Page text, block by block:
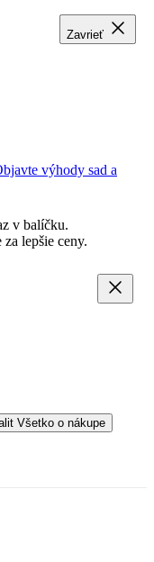
výhody sad a
v balíčku.
lepšie ceny.
Všetko o nákupe
Zavrieť
Zavrieť
Zavrieť